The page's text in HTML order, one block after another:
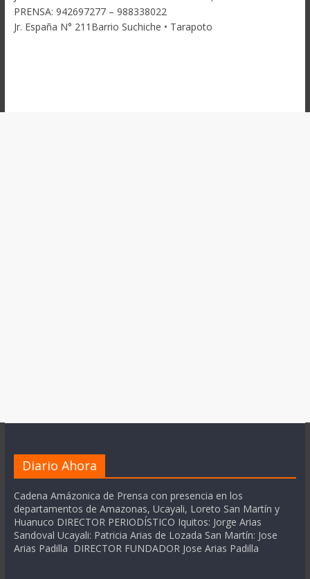
PRENSA: 942697277 – 988338022
Jr. España N° 211Barrio Suchiche • Tarapoto
Diario Ahora
Cadena Amázonica de Prensa con presencia en los
departamentos de Amazonas, Ucayali, Loreto San Martín y
Huanuco DIRECTOR PERIODÍSTICO Iquitos: Jorge Arias
Sandoval Ucayali: Patricia Arias de Lozada San Martín: Jose
Arias Padilla DIRECTOR FUNDADOR Jose Arias Padilla